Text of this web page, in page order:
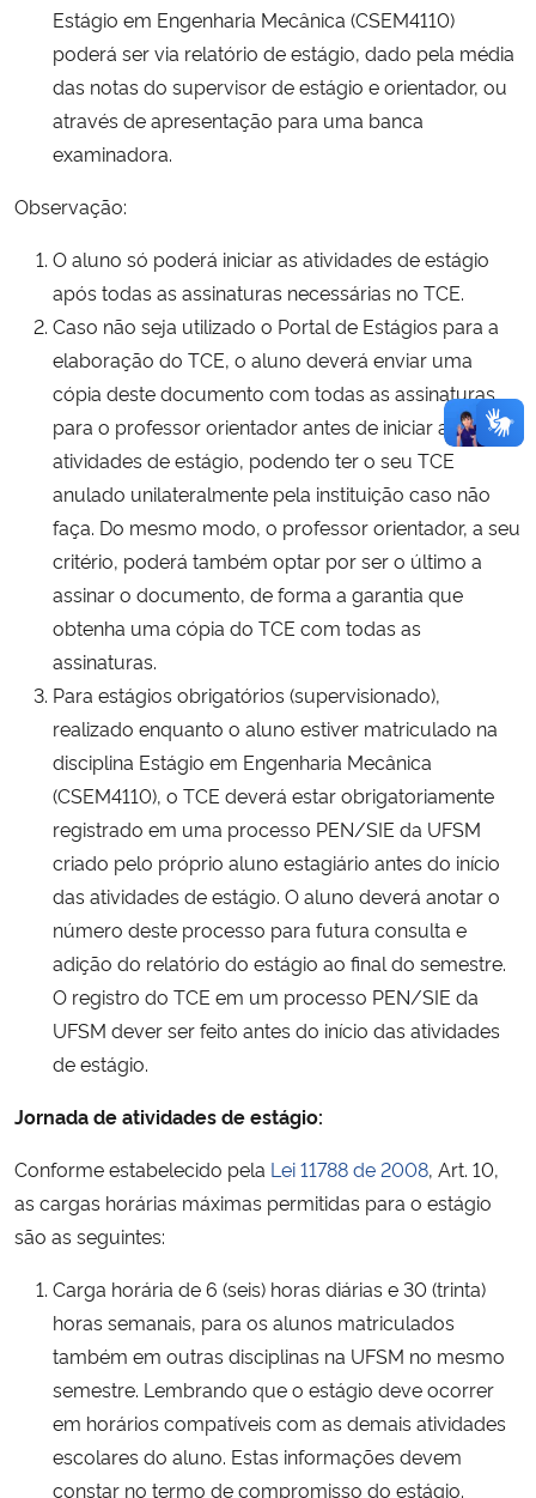
Estágio em Engenharia Mecânica (CSEM4110)
poderá ser via relatório de estágio, dado pela média
das notas do supervisor de estágio e orientador, ou
através de apresentação para uma banca
examinadora.
Observação:
O aluno só poderá iniciar as atividades de estágio
após todas as assinaturas necessárias no TCE.
Caso não seja utilizado o Portal de Estágios para a
elaboração do TCE, o aluno deverá enviar uma
cópia deste documento com todas as assinaturas
para o professor orientador antes de iniciar as suas
atividades de estágio, podendo ter o seu TCE
anulado unilateralmente pela instituição caso não
faça. Do mesmo modo, o professor orientador, a seu
critério, poderá também optar por ser o último a
assinar o documento, de forma a garantia que
obtenha uma cópia do TCE com todas as
assinaturas.
Para estágios obrigatórios (supervisionado),
realizado enquanto o aluno estiver matriculado na
disciplina Estágio em Engenharia Mecânica
(CSEM4110), o TCE deverá estar obrigatoriamente
registrado em uma processo PEN/SIE da UFSM
criado pelo próprio aluno estagiário antes do início
das atividades de estágio. O aluno deverá anotar o
número deste processo para futura consulta e
adição do relatório do estágio ao final do semestre.
O registro do TCE em um processo PEN/SIE da
UFSM dever ser feito antes do início das atividades
de estágio.
Jornada de atividades de estágio:
Conforme estabelecido pela Lei 11788 de 2008, Art. 10,
as cargas horárias máximas permitidas para o estágio
são as seguintes:
Carga horária de 6 (seis) horas diárias e 30 (trinta)
horas semanais, para os alunos matriculados
também em outras disciplinas na UFSM no mesmo
semestre. Lembrando que o estágio deve ocorrer
em horários compatíveis com as demais atividades
escolares do aluno. Estas informações devem
constar no termo de compromisso do estágio.